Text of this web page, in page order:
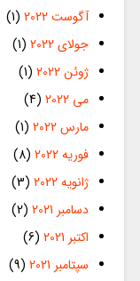
آگوست 2022
(1)
جولای 2022
(1)
ژوئن 2022
(1)
می 2022
(4)
مارس 2022
(1)
فوریه 2022
(8)
ژانویه 2022
(3)
دسامبر 2021
(2)
اکتبر 2021
(6)
سپتامبر 2021
(9)